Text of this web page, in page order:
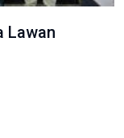
Lawan